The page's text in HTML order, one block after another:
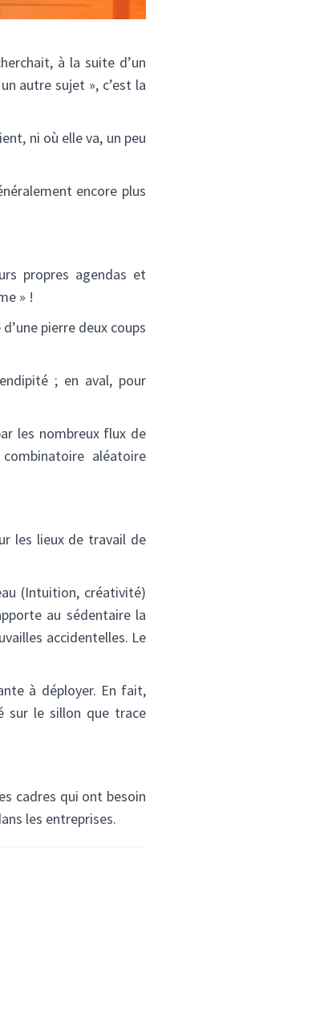
à la suite d’un
autre sujet », c’est la
ni où elle va, un peu
encore plus
propres agendas et
» !
pierre deux coups
; en aval, pour
les nombreux flux de
aléatoire
les lieux de travail de
(Intuition, créativité)
au sédentaire la
accidentelles. Le
à déployer. En fait,
sur le sillon que trace
cadres qui ont besoin
les entreprises.